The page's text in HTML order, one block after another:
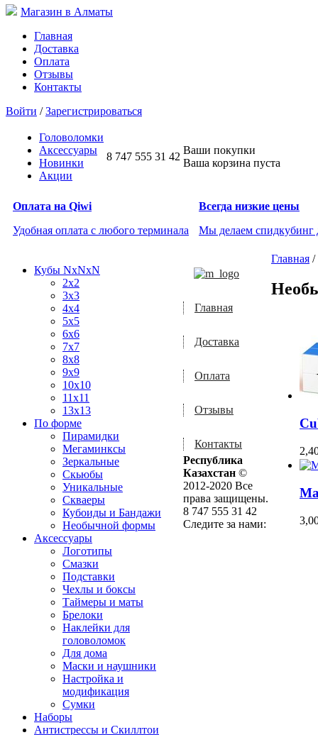
Магазин в Алматы
Главная
Доставка
Оплата
Отзывы
Контакты
Войти /Зарегистрироваться
Головоломки
Аксессуары
Новинки
Акции
8 747 555 31 42
Ваши покупки
Ваша корзина пуста
Оплата на Qiwi
Удобная оплата с любого терминала
Всегда низкие цены
Мы делаем спидкубинг
Кубы NxNxN
2x2
3x3
4x4
5x5
6x6
7x7
8x8
9x9
10x10
11x11
13x13
По форме
Пирамидки
Мегаминксы
Зеркальные
Скьюбы
Уникальные
Скваеры
Кубоиды и Бандажи
Необычной формы
Аксессуары
Логотипы
Смазки
Подставки
Чехлы и боксы
Таймеры и маты
Брелоки
Наклейки для
головоломок
Для дома
Маски и наушники
Настройка и
модификация
Сумки
Наборы
Антистрессы и Скиллтои
Главная /
Главная
Доставка
Оплата
Отзывы
Контакты
Республика
Казахстан ©
2012-2020 Все
права защищены.
8 747 555 31 42
Следите за нами: